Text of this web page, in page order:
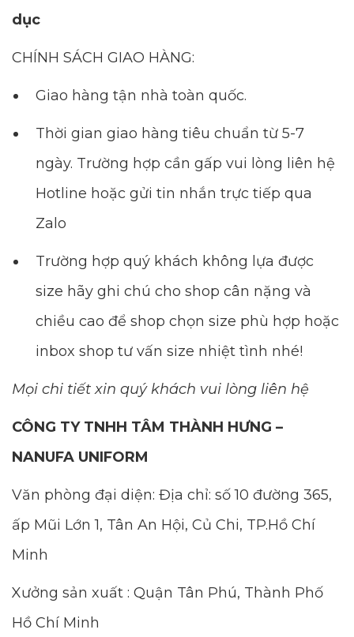
dục
CHÍNH SÁCH GIAO HÀNG:
Giao hàng tận nhà toàn quốc.
Thời gian giao hàng tiêu chuẩn từ 5-7
ngày. Trường hợp cần gấp vui lòng liên hệ
Hotline hoặc gửi tin nhắn trực tiếp qua
Zalo
Trường hợp quý khách không lựa được
size hãy ghi chú cho shop cân nặng và
chiều cao để shop chọn size phù hợp hoặc
inbox shop tư vấn size nhiệt tình nhé!
Mọi chi tiết xin quý khách vui lòng liên hệ
CÔNG TY TNHH TÂM THÀNH HƯNG –
NANUFA UNIFORM
Văn phòng đại diện: Địa chỉ: số 10 đường 365,
ấp Mũi Lớn 1, Tân An Hội, Củ Chi, TP.Hồ Chí
Minh
Xưởng sản xuất : Quận Tân Phú, Thành Phố
Hồ Chí Minh